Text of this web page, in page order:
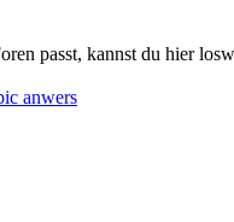
passt, kannst du hier
anwers